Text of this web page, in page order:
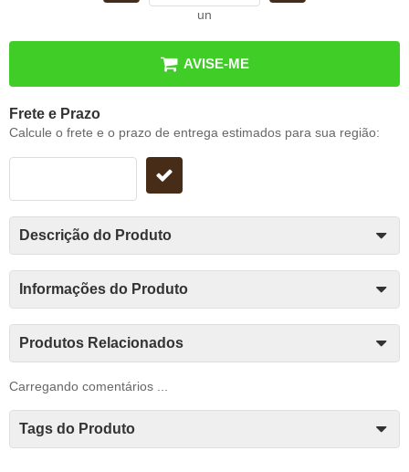
un
AVISE-ME
Frete e Prazo
Calcule o frete e o prazo de entrega estimados para sua região:
Descrição do Produto
Informações do Produto
Produtos Relacionados
Carregando comentários ...
Tags do Produto